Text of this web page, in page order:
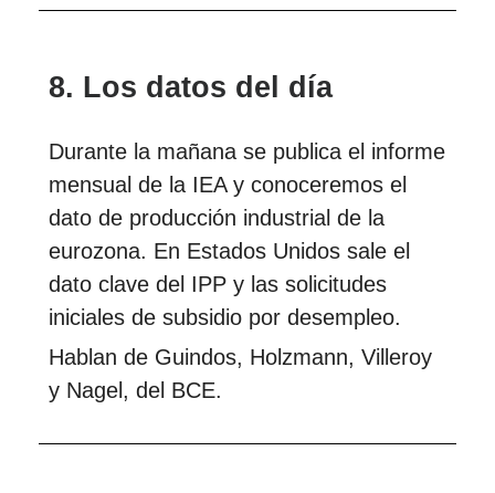
8. Los datos del día
Durante la mañana se publica el informe
mensual de la IEA y conoceremos el
dato de producción industrial de la
eurozona. En Estados Unidos sale el
dato clave del IPP y las solicitudes
iniciales de subsidio por desempleo.
Hablan de Guindos, Holzmann, Villeroy
y Nagel, del BCE.